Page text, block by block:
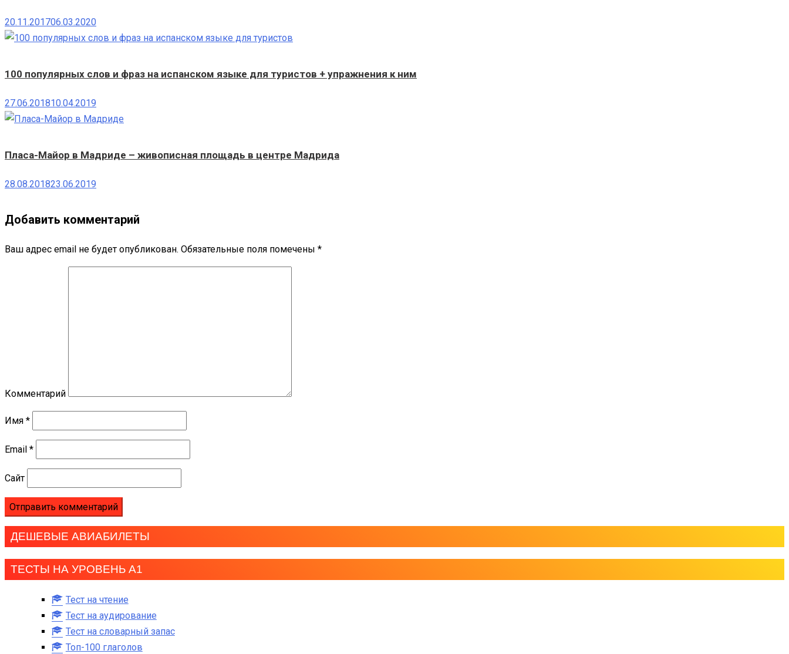
20.11.201706.03.2020
100 популярных слов и фраз на испанском языке для туристов + упражнения к ним
27.06.201810.04.2019
Пласа-Майор в Мадриде – живописная площадь в центре Мадрида
28.08.201823.06.2019
Добавить комментарий
Ваш адрес email не будет опубликован. Обязательные поля помечены *
Комментарий
Имя *
Email *
Сайт
ДЕШЕВЫЕ АВИАБИЛЕТЫ
ТЕСТЫ НА УРОВЕНЬ А1
Тест на чтение
Тест на аудирование
Тест на словарный запас
Топ-100 глаголов